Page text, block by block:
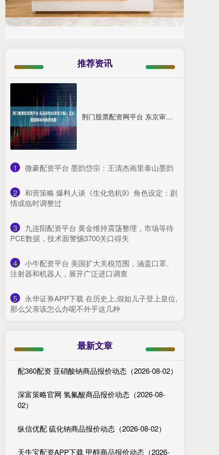
推荐资讯
荆门股票配资网平台 东京审判80周年之际：正义的回响与未竟的清算
1 ​微豪配资平台 墨韵岱宗：王清杰画里泰山墨韵
2
​和营策略 爆料人谈《生化危机9》角色设定：剧
情或临时调整过
3
​九连阳配资平台 黄金维持震荡整理，市场等待
PCE数据，技术面警惕3700关口得失
4
​小牛配资平台 美国扩大关税范围，涵盖口罩、
注射器和机器人，展开广泛进口调查
5
​永华证券APP下载 在历史上,假如儿子登上皇位,
那么父亲该怎么办呢不外乎这几种
最新文章
配360配资 亚硝酸钠商品报价动态（2026-08-02）
深富策略官网 氢氟酸商品报价动态（2026-08-
02）
纵信优配 硫化钠商品报价动态（2026-08-02）
天牛宝配资APP下载 甲醇商品报价动态（2026-